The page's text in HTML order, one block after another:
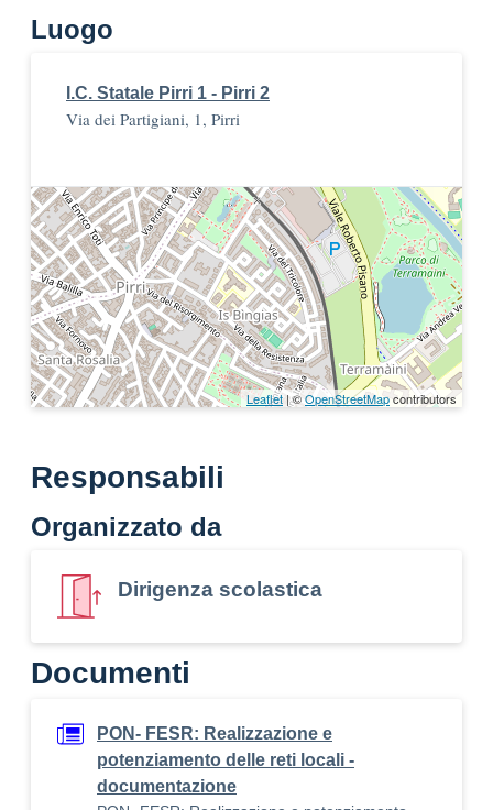
Luogo
I.C. Statale Pirri 1 - Pirri 2
Via dei Partigiani, 1, Pirri
Leaflet| ©OpenStreetMapcontributors
Responsabili
Organizzato da
Dirigenza scolastica
Documenti
PON- FESR: Realizzazione e
potenziamento delle reti locali -
documentazione